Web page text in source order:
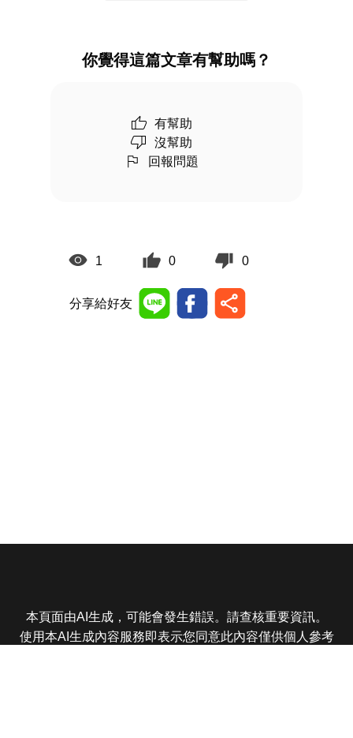
你覺得這篇文章有幫助嗎？
有幫助
沒幫助
回報問題
1 0 0
分享給好友
本頁面由AI生成，可能會發生錯誤。請查核重要資訊。
使用本AI生成內容服務即表示您同意此內容僅供個人參考